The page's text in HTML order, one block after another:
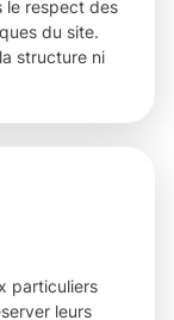
le respect des
du site.
structure ni
particuliers
leurs